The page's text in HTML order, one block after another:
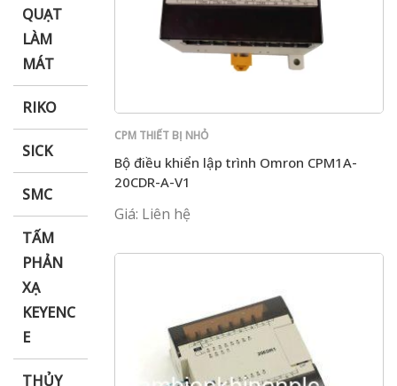
QUẠT
LÀM
MÁT
RIKO
SICK
SMC
TẤM
PHẢN
XẠ
KEYENC
E
THỦY
CPM THIẾT BỊ NHỎ
Bộ điều khiển lập trình Omron CPM1A-
20CDR-A-V1
Giá: Liên hệ